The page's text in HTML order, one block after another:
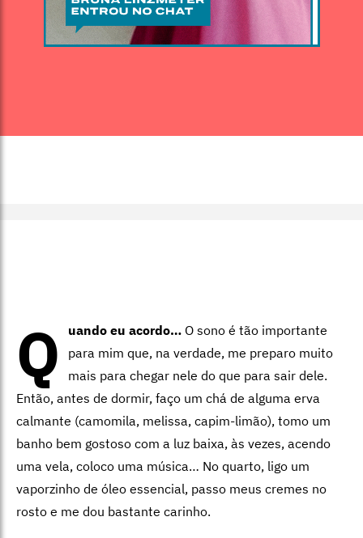
Q uando eu acordo… O sono é tão importante
para mim que, na verdade, me preparo muito
mais para chegar nele do que para sair dele.
Então, antes de dormir, faço um chá de alguma erva
calmante (camomila, melissa, capim-limão), tomo um
banho bem gostoso com a luz baixa, às vezes, acendo
uma vela, coloco uma música… No quarto, ligo um
vaporzinho de óleo essencial, passo meus cremes no
rosto e me dou bastante carinho.